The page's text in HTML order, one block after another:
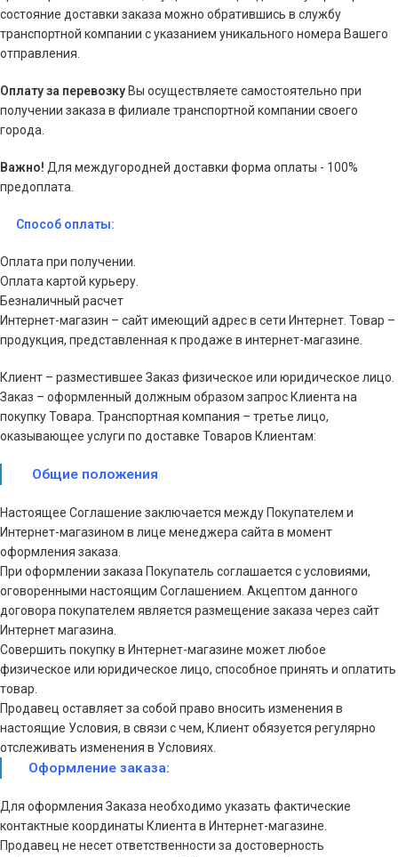
состояние доставки заказа можно обратившись в службу
транспортной компании с указанием уникального номера Вашего
отправления.
Оплату за перевозку Вы осуществляете самостоятельно при
получении заказа в филиале транспортной компании своего
города.
Важно! Для междугородней доставки форма оплаты - 100%
предоплата.
Способ оплаты:
Оплата при получении.
Оплата картой курьеру.
Безналичный расчет
Интернет-магазин – сайт имеющий адрес в сети Интернет. Товар –
продукция, представленная к продаже в интернет-магазине.
Клиент – разместившее Заказ физическое или юридическое лицо.
Заказ – оформленный должным образом запрос Клиента на
покупку Товара. Транспортная компания – третье лицо,
оказывающее услуги по доставке Товаров Клиентам:
Общие положения
Настоящее Соглашение заключается между Покупателем и
Интернет-магазином в лице менеджера сайта в момент
оформления заказа.
При оформлении заказа Покупатель соглашается с условиями,
оговоренными настоящим Соглашением. Акцептом данного
договора покупателем является размещение заказа через сайт
Интернет магазина.
Совершить покупку в Интернет-магазине может любое
физическое или юридическое лицо, способное принять и оплатить
товар.
Продавец оставляет за собой право вносить изменения в
настоящие Условия, в связи с чем, Клиент обязуется регулярно
отслеживать изменения в Условиях.
Оформление заказа:
Для оформления Заказа необходимо указать фактические
контактные координаты Клиента в Интернет-магазине.
Продавец не несет ответственности за достоверность